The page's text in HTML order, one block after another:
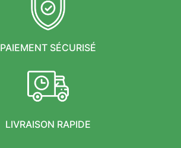
PAIEMENT SÉCURISÉ
LIVRAISON RAPIDE